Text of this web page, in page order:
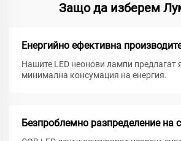
Защо да изберем
Енергийно ефективна
Нашите LED неонови лампи предлагат
минимална консумация на енергия.
Безпроблемно разпределение на